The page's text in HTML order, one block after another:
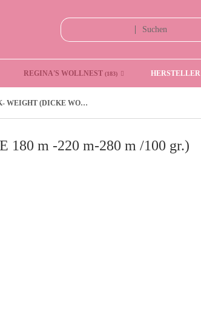
REGINA'S WOLLNEST (183) HERSTELLER
DK- WEIGHT (DICKE WOLLE 180 m -220 m-280 m /100 gr.)
m -220 m-280 m /100 gr.)